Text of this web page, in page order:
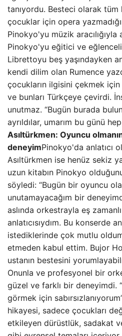
tanıyordu. Besteci olarak
çocuklar için opera
Pinokyo'yu müzik
Pinokyo'yu eğitici ve
Librettoyu beş yaşındayken
kendi dilim olan Rumence
çocukların ilgisini çekmek
ve bunları Türkçeye çevirdi.
unutmaz. “Bugün burada
ayrıldılar, umarım bu günü
Asıltürkmen: Oyuncu
deneyimPinokyo'da anlatıcı
Asıltürkmen ise henüz sekiz
uzun kitabın Pinokyo
söyledi: “Bugün bir oyuncu
unutamayacağım bir
aslında orkestrayla eş
anlatıcısıydım. Bu konserde
istediklerinde çok mutlu
etmeden kabul ettim. Bujor
ustanın bestesini
Onunla ve profesyonel bir
güzel ve farklı bir deneyimdi.
görmek için
hikayesi, sadece çocukları
etkileyen dürüstlük, sadakat